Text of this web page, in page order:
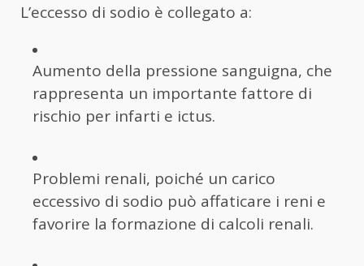
L’eccesso di sodio è collegato a:
Aumento della pressione sanguigna, che
rappresenta un importante fattore di
rischio per infarti e ictus.
Problemi renali, poiché un carico
eccessivo di sodio può affaticare i reni e
favorire la formazione di calcoli renali.